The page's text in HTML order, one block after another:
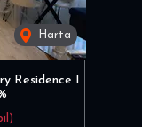
Harta
Residence I